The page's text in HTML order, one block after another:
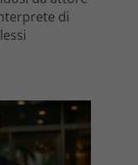
di